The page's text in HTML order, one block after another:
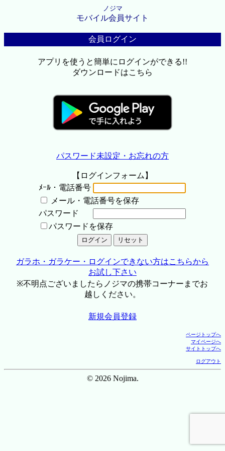
ノジマ
モバイル会員サイト
会員ログイン
アプリを使うと簡単にログインができる!!
ダウンロードはこちら
パスワード未設定・お忘れの方
【ログインフォーム】
ﾒｰﾙ・電話番号
メール・電話番号を保存
パスワード
パスワードを保存
ガラホ・ガラケー・ログインできない方はこちらから
お試し下さい
※不明点ございましたらノジマの携帯コーナーまでお
越しください。
新規会員登録
ページトップへ
マイページへ
サイトトップへ
ログアウト
© 2026 Nojima.